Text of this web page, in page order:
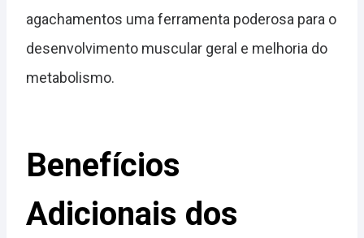
agachamentos uma ferramenta poderosa para o
desenvolvimento muscular geral e melhoria do
metabolismo.
Benefícios
Adicionais dos